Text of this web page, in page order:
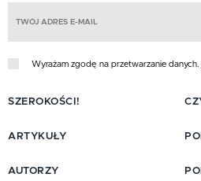
Wyrażam zgodę na przetwarzanie danych.
SZEROKOŚCI!
ARTYKUŁY
AUTORZY